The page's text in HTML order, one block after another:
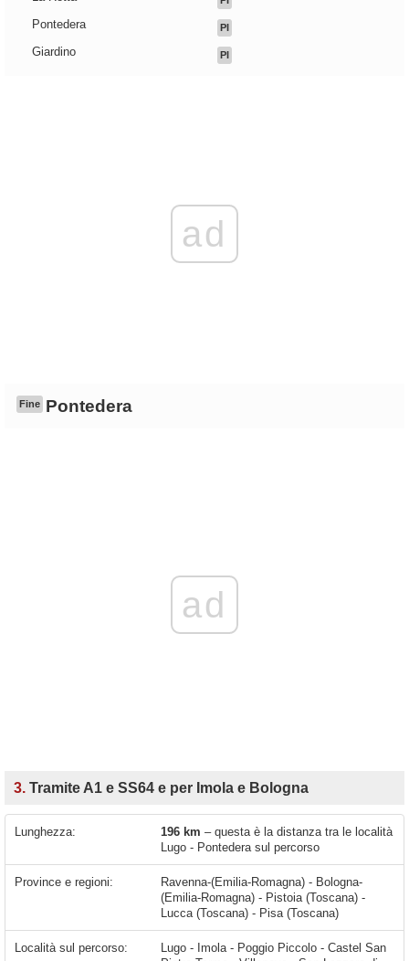
Pontedera PI
Giardino PI
ad
Fine Pontedera
ad
3. Tramite A1 e SS64 e per Imola e Bologna
Lunghezza: 196 km – questa è la distanza tra le località
Lugo - Pontedera sul percorso
Province e regioni:
Ravenna-(Emilia-Romagna) - Bologna-
(Emilia-Romagna) - Pistoia (Toscana) -
Lucca (Toscana) - Pisa (Toscana)
Località sul percorso: Lugo - Imola - Poggio Piccolo - Castel San Pietro Terme - Villanova - San Lazzaro di Savena - Bologna - Casalecchio di Reno - Borgonuovo - Pontecchio Marconi - Sasso Marconi - Fontana - Lama di Reno - Marzabotto - Pian di Venola - Sibano - Pioppe - Pioppe di Salvaro - Palazzina - Molinello - America-europa - Vergato - Rimessa - Carboncina - Sasso Rosso - Malpasso - Lissano - Riola - Marano - Molinaccio - Silla - Prati - Porretta Terme - Berzantina - Ponte della Venturina - Ponte della Venturina - Pavana